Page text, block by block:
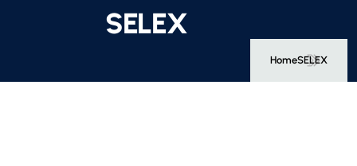
Marca:
SELEX
HomeSELEX